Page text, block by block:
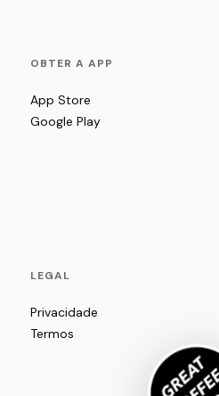
OBTER A APP
App Store
Google Play
LEGAL
Privacidade
Termos